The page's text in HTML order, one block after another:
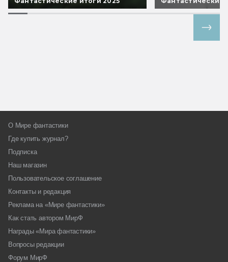
О Мире фантастики
Где купить журнал?
Подписка
Наш магазин
Пользовательское соглашение
Контакты и редакция
Реклама на «Мире фантастики»
Как стать автором МирФ
Награды «Мира фантастики»
Вопросы редакции
Форум МирФ